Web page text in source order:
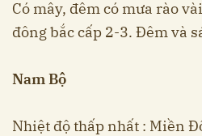
Có mây, đêm có mưa rào
đông bắc cấp 2-3. Đêm và
Nam Bộ
Nhiệt độ thấp nhất : Miền